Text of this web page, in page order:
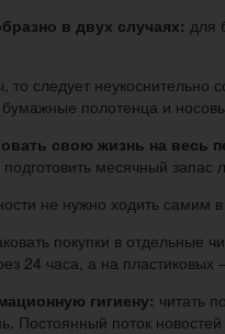
в двух случаях: для
то следует
бумажные полотенца и
свою жизнь на весь
месячный запас
не нужно ходить самим в
покупки в отдельные
24 часа, а на
гигиену: читать
Постоянный поток